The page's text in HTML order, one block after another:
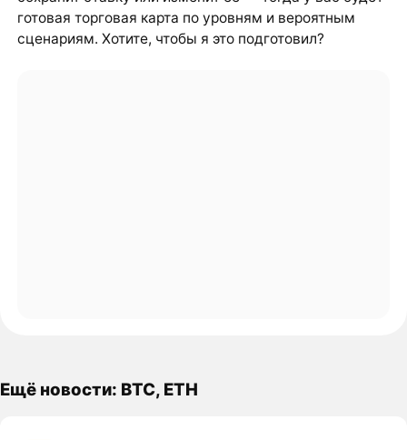
готовая торговая карта по уровням и вероятным
сценариям. Хотите, чтобы я это подготовил?
Ещё новости: BTC, ETH